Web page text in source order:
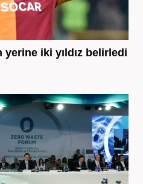
iki yıldız belirledi